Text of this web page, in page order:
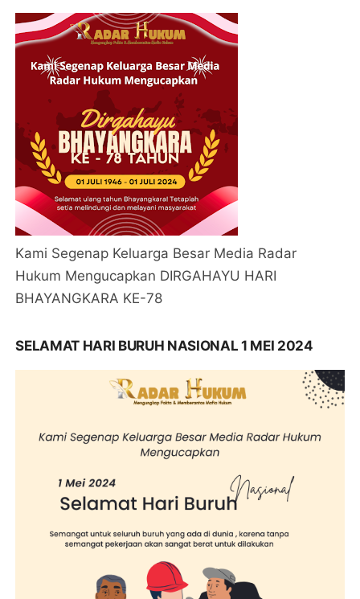
Kami Segenap Keluarga Besar Media Radar
Hukum Mengucapkan DIRGAHAYU HARI
BHAYANGKARA KE-78
SELAMAT HARI BURUH NASIONAL 1 MEI 2024